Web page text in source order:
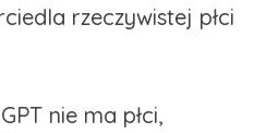
rzeczywistej płci
nie ma płci,